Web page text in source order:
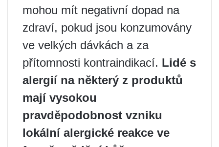
mohou mít negativní dopad na
zdraví, pokud jsou konzumovány
ve velkých dávkách a za
přítomnosti kontraindikací. Lidé s
alergií na některý z produktů
mají vysokou
pravděpodobnost vzniku
lokální alergické reakce ve